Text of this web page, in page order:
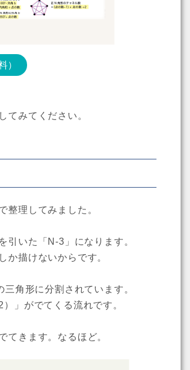
）
てみてください。
整理してみました。
引いた「N-3」になります。
か描けないからです。
角形に分割されています。
」がでてくる流れです。
てきます。なるほど。